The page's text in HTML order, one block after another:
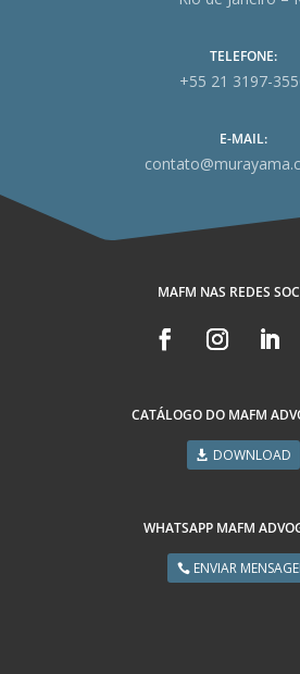
TELEFONE:
+55 21 3197-
E-MAIL:
MAFM NAS REDES
CATÁLOGO DO MAFM
DOWNLOAD
WHATSAPP MAFM
ENVIAR